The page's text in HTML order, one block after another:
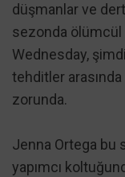
düşmanlar ve
sezonda ölümcül
Wednesday,
tehditler
zorunda.
Jenna Ortega bu
yapımcı